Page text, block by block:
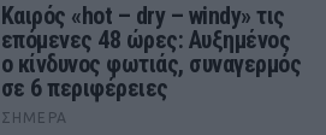
Καιρός «hot – dry – windy» τις
επόμενες 48 ώρες: Αυξημένος
ο κίνδυνος φωτιάς, συναγερμός
σε 6 περιφέρειες
ΣΉΜΕΡΑ